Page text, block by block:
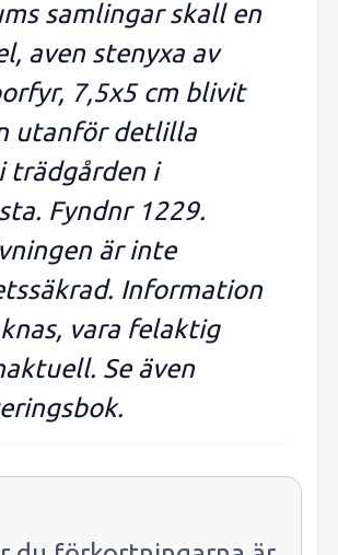
samlingar skall en
aven stenyxa av
7,5x5 cm blivit
utanför detlilla
trädgården i
Fyndnr 1229.
är inte
Information
vara felaktig
Se även